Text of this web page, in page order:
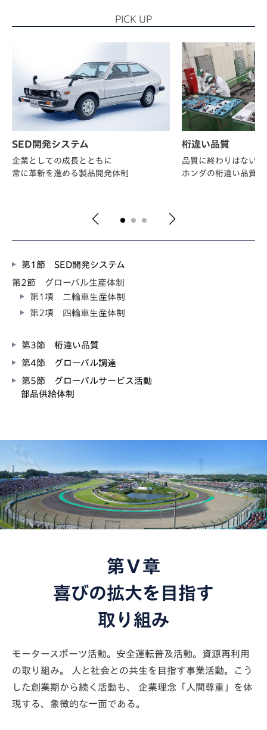
PICK UP
SED開発システム
企業としての成長とともに
常に革新を進める製品開発体制
桁違い品質
品質に終わりはない
ホンダの桁違い品質
第1節 SED開発システム
第2節 グローバル生産体制
第1項 二輪車生産体制
第2項 四輪車生産体制
第3節 桁違い品質
第4節 グローバル調達
第5節 グローバルサービス活動
部品供給体制
第Ⅴ章
喜びの拡大を目指す
取り組み
モータースポーツ活動。安全運転普及活動。資源再利用
の取り組み。
人と社会との共生を目指す事業活動。こう
した創業期から続く活動も、
企業理念「人間尊重」を体
現する、象徴的な一面である。